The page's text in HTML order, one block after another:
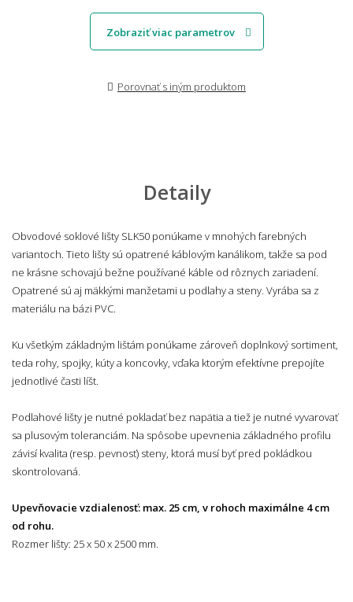
Zobraziť viac parametrov
Porovnať s iným produktom
Detaily
Obvodové soklové lišty SLK50 ponúkame v mnohých farebných
variantoch. Tieto lišty sú opatrené káblovým kanálikom, takže sa pod
ne krásne schovajú bežne používané káble od rôznych zariadení.
Opatrené sú aj mäkkými manžetami u podlahy a steny. Vyrába sa z
materiálu na bázi PVC.
Ku všetkým základným lištám ponúkame zároveň doplnkový sortiment,
teda rohy, spojky, kúty a koncovky, vďaka ktorým efektívne prepojíte
jednotlivé časti líšt.
Podlahové lišty je nutné pokladať bez napätia a tiež je nutné vyvarovať
sa plusovým toleranciám. Na spôsobe upevnenia základného profilu
závisí kvalita (resp. pevnosť) steny, ktorá musí byť pred pokládkou
skontrolovaná.
Upevňovacie vzdialenosť: max. 25 cm, v rohoch maximálne 4 cm
od rohu.
Rozmer lišty: 25 x 50 x 2500 mm.